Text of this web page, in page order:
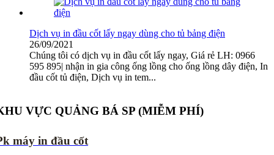
Dịch vụ in đầu cốt lấy ngay dùng cho tủ bảng điện
26/09/2021
Chúng tôi có dịch vụ in đầu cốt lấy ngay, Giá rẻ LH: 0966
595 895| nhận in gia công ống lồng cho ống lồng dây điện, In
đầu cốt tủ điện, Dịch vụ in tem...
VỰC QUẢNG BÁ SP (MIỄM PHÍ)
máy in đầu cốt